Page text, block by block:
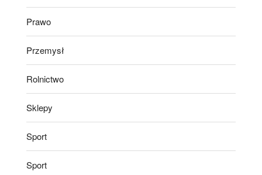
Prawo
Przemysł
Rolnictwo
Sklepy
Sport
Sport